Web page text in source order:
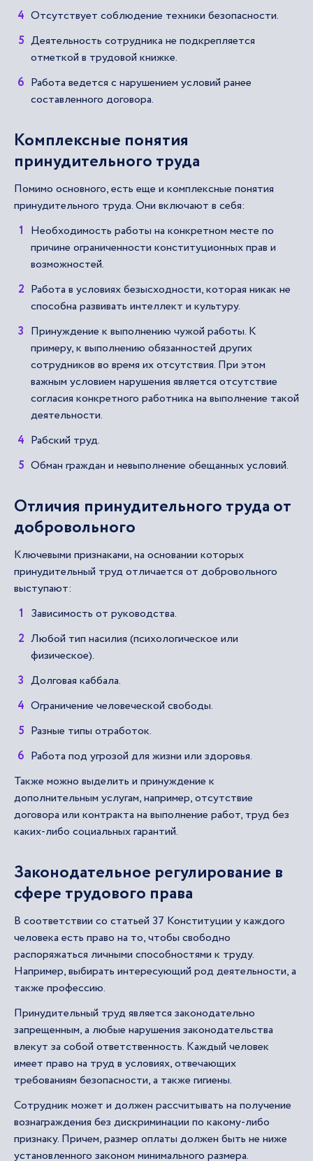
Отсутствует соблюдение техники безопасности.
Деятельность сотрудника не подкрепляется
отметкой в трудовой книжке.
Работа ведется с нарушением условий ранее
составленного договора.
Комплексные понятия
принудительного труда
Помимо основного, есть еще и комплексные понятия
принудительного труда. Они включают в себя:
Необходимость работы на конкретном месте по
причине ограниченности конституционных прав и
возможностей.
Работа в условиях безысходности, которая никак не
способна развивать интеллект и культуру.
Принуждение к выполнению чужой работы. К
примеру, к выполнению обязанностей других
сотрудников во время их отсутствия. При этом
важным условием нарушения является отсутствие
согласия конкретного работника на выполнение такой
деятельности.
Рабский труд.
Обман граждан и невыполнение обещанных условий.
Отличия принудительного труда от
добровольного
Ключевыми признаками, на основании которых
принудительный труд отличается от добровольного
выступают:
Зависимость от руководства.
Любой тип насилия (психологическое или
физическое).
Долговая каббала.
Ограничение человеческой свободы.
Разные типы отработок.
Работа под угрозой для жизни или здоровья.
Также можно выделить и принуждение к
дополнительным услугам, например, отсутствие
договора или контракта на выполнение работ, труд без
каких-либо социальных гарантий.
Законодательное регулирование в
сфере трудового права
В соответствии со статьей 37 Конституции у каждого
человека есть право на то, чтобы свободно
распоряжаться личными способностями к труду.
Например, выбирать интересующий род деятельности, а
также профессию.
Принудительный труд является законодательно
запрещенным, а любые нарушения законодательства
влекут за собой ответственность. Каждый человек
имеет право на труд в условиях, отвечающих
требованиям безопасности, а также гигиены.
Сотрудник может и должен рассчитывать на получение
вознаграждения без дискриминации по какому-либо
признаку. Причем, размер оплаты должен быть не ниже
установленного законом минимального размера.